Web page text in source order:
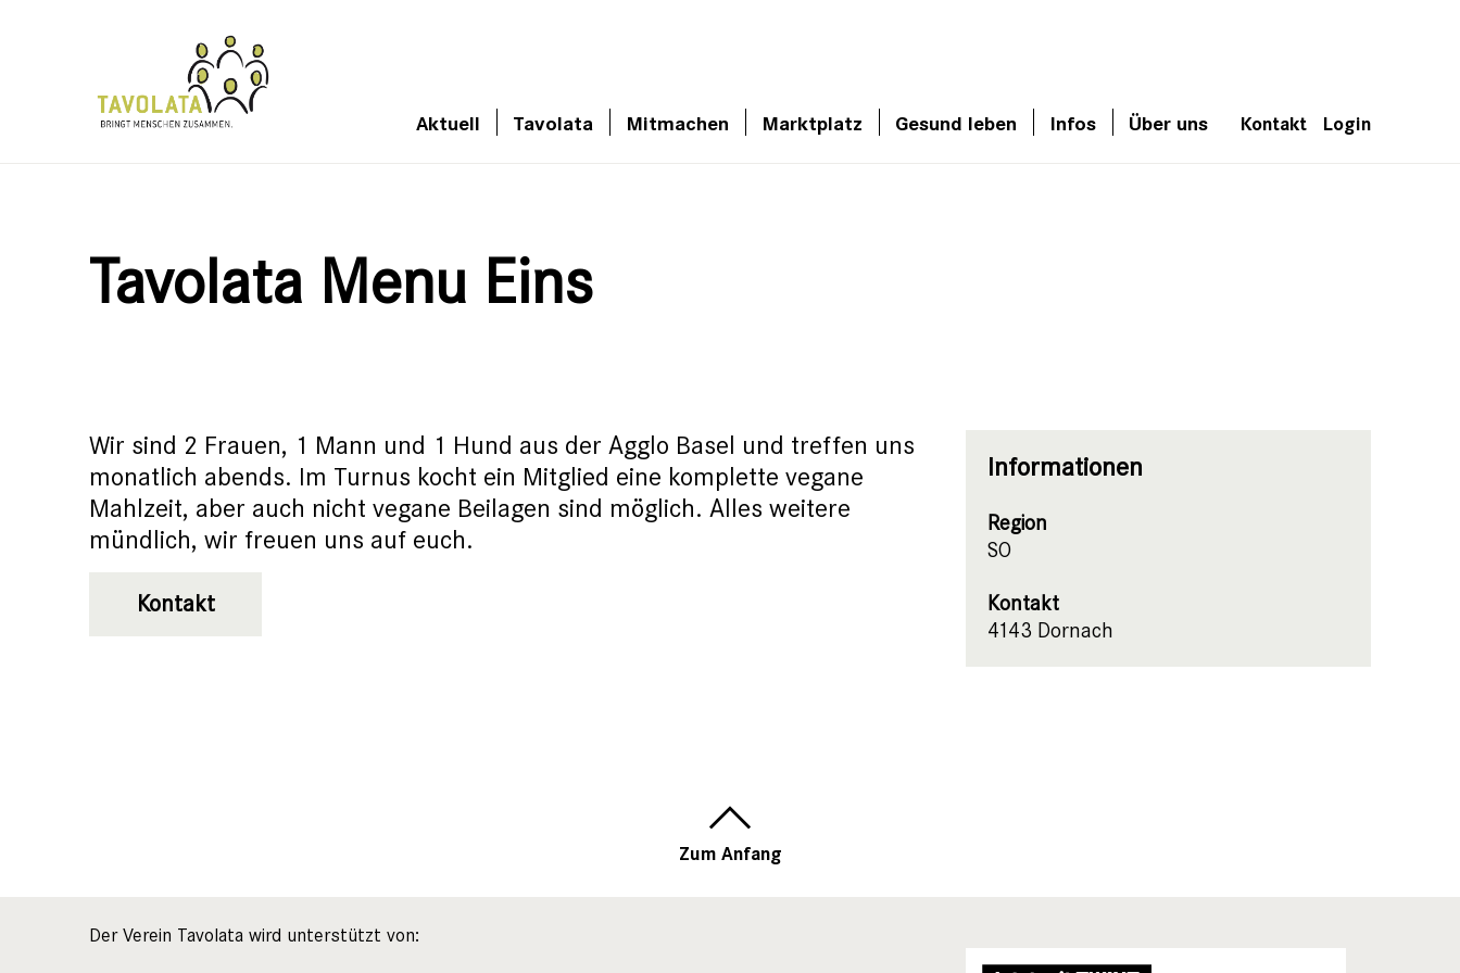
Aktuell Tavolata Mitmachen Marktplatz Gesund leben Infos Über uns Kontakt Login
Tavolata Menu Eins
Wir sind 2 Frauen, 1 Mann und 1 Hund aus der Agglo Basel und treffen uns
monatlich abends. Im Turnus kocht ein Mitglied eine komplette vegane
Mahlzeit, aber auch nicht vegane Beilagen sind möglich. Alles weitere
mündlich, wir freuen uns auf euch.
Kontakt
Informationen
Region
SO
Kontakt
4143 Dornach
Zum Anfang
Der Verein Tavolata wird unterstützt von: